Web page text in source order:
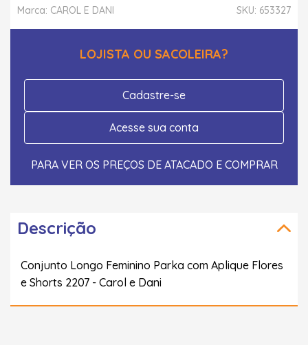
SKU: 653327
Marca: CAROL E DANI
LOJISTA OU SACOLEIRA?
Cadastre-se
Acesse sua conta
PARA VER OS PREÇOS DE ATACADO E COMPRAR
Descrição
Conjunto Longo Feminino Parka com Aplique Flores
e Shorts 2207 - Carol e Dani